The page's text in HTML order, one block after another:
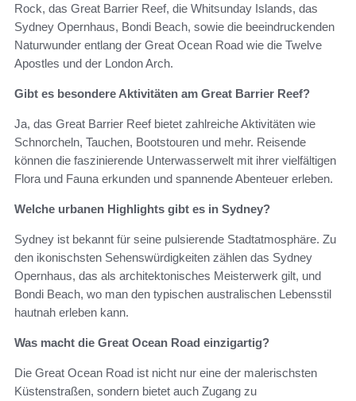
Rock, das Great Barrier Reef, die Whitsunday Islands, das
Sydney Opernhaus, Bondi Beach, sowie die beeindruckenden
Naturwunder entlang der Great Ocean Road wie die Twelve
Apostles und der London Arch.
Gibt es besondere Aktivitäten am Great Barrier Reef?
Ja, das Great Barrier Reef bietet zahlreiche Aktivitäten wie
Schnorcheln, Tauchen, Bootstouren und mehr. Reisende
können die faszinierende Unterwasserwelt mit ihrer vielfältigen
Flora und Fauna erkunden und spannende Abenteuer erleben.
Welche urbanen Highlights gibt es in Sydney?
Sydney ist bekannt für seine pulsierende Stadtatmosphäre. Zu
den ikonischsten Sehenswürdigkeiten zählen das Sydney
Opernhaus, das als architektonisches Meisterwerk gilt, und
Bondi Beach, wo man den typischen australischen Lebensstil
hautnah erleben kann.
Was macht die Great Ocean Road einzigartig?
Die Great Ocean Road ist nicht nur eine der malerischsten
Küstenstraßen, sondern bietet auch Zugang zu